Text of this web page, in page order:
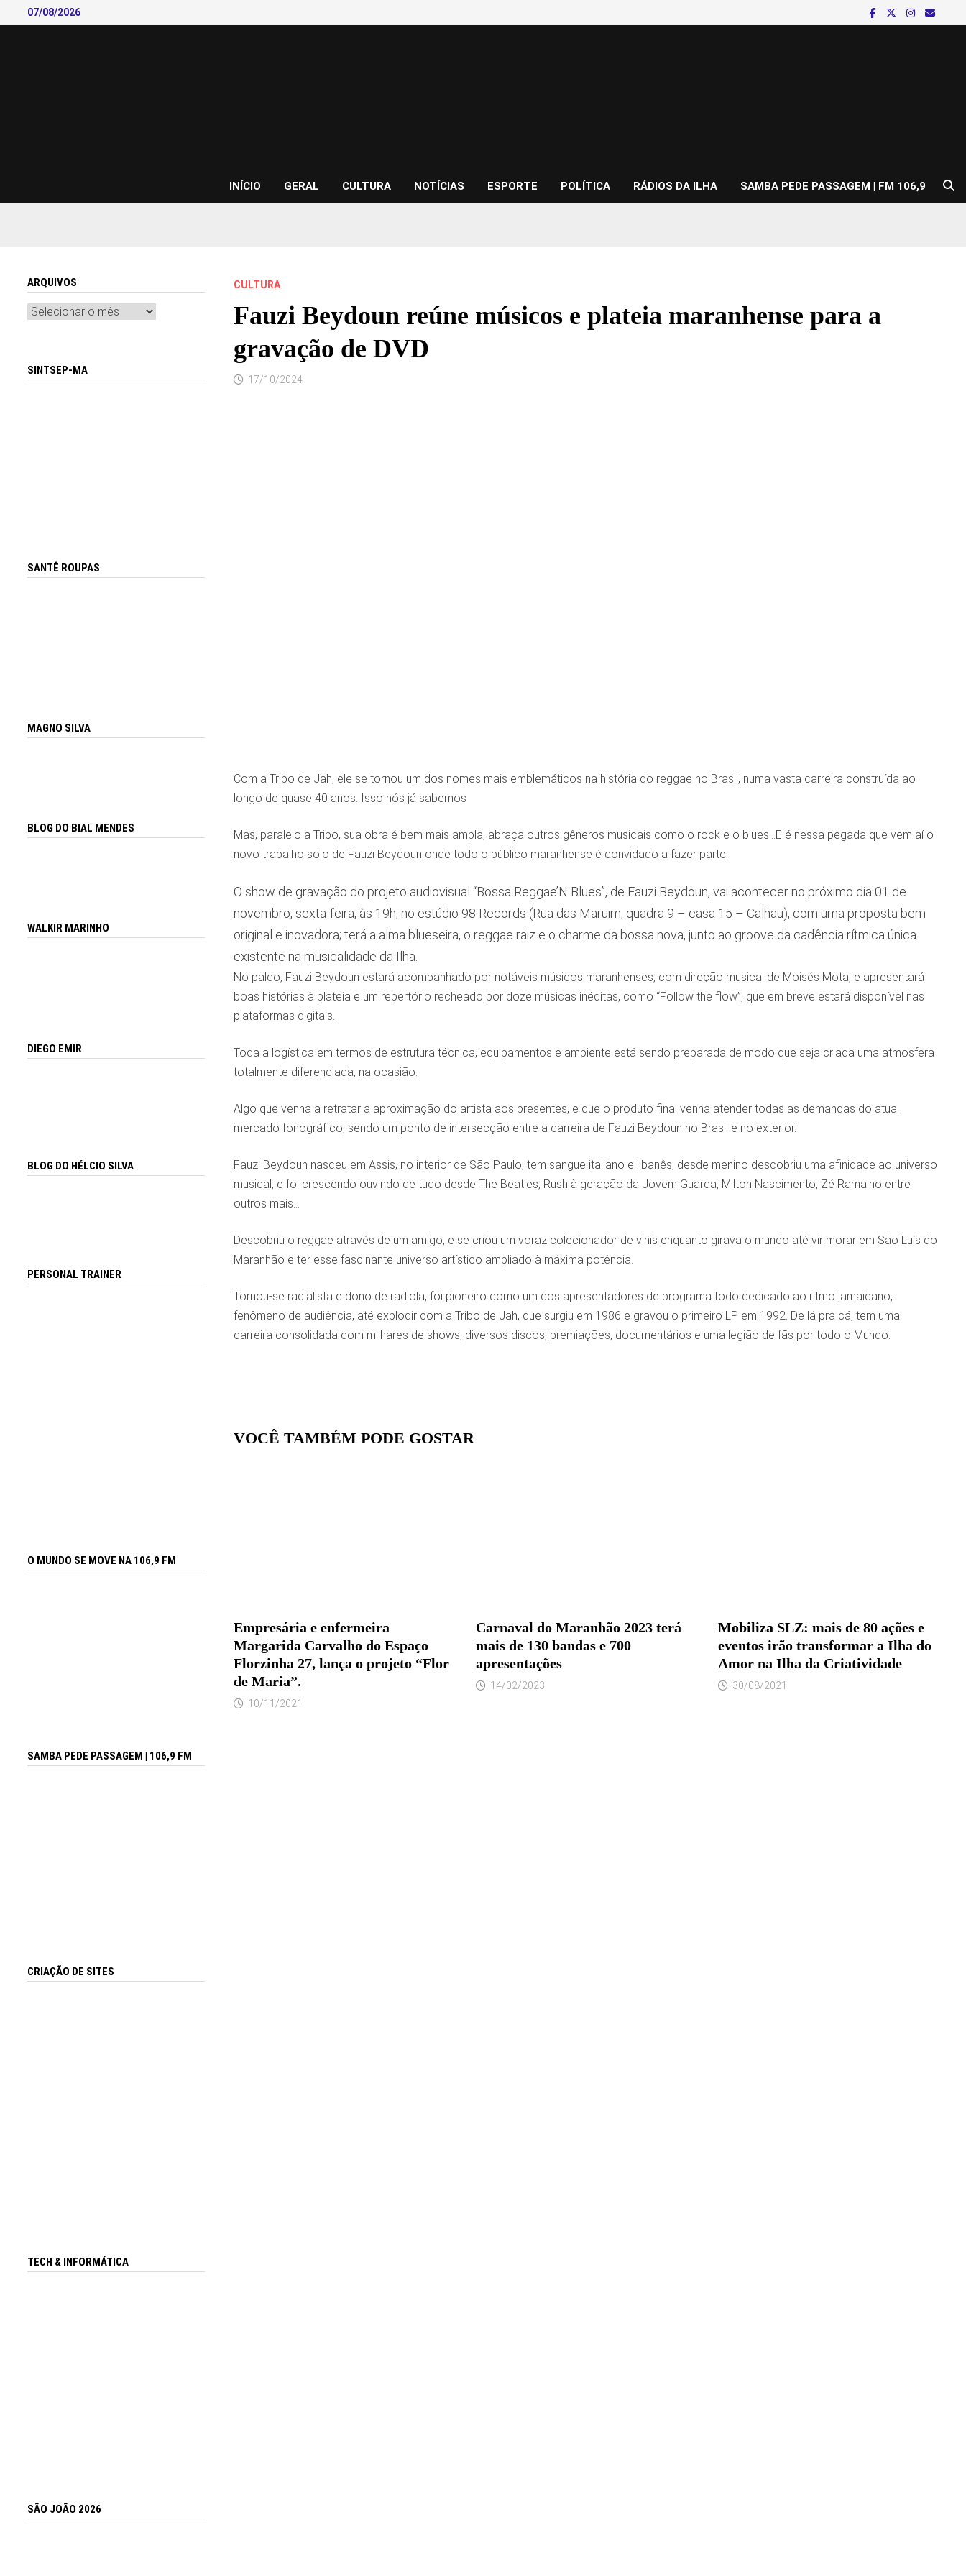
to
07/08/2026
INÍCIO GERAL CULTURA NOTÍCIAS ESPORTE POLÍTICA RÁDIOS DA ILHA SAMBA PEDE PASSAGEM | FM 106,9
CULTURA
Fauzi Beydoun reúne músicos e plateia maranhense para a
gravação de DVD
17/10/2024
Com a Tribo de Jah, ele se tornou um dos nomes mais emblemáticos na história do reggae no Brasil, numa vasta carreira construída ao
longo de quase 40 anos. Isso nós já sabemos
Mas, paralelo a Tribo, sua obra é bem mais ampla, abraça outros gêneros musicais como o rock e o blues…E é nessa pegada que vem aí o
novo trabalho solo de Fauzi Beydoun onde todo o público maranhense é convidado a fazer parte.
O show de gravação do projeto audiovisual “Bossa Reggae’N Blues”, de Fauzi Beydoun, vai acontecer no próximo dia 01 de
novembro, sexta-feira, às 19h, no estúdio 98 Records (Rua das Maruim, quadra 9 – casa 15 – Calhau), com uma proposta bem
original e inovadora; terá a alma blueseira, o reggae raiz e o charme da bossa nova, junto ao groove da cadência rítmica única
existente na musicalidade da Ilha.
No palco, Fauzi Beydoun estará acompanhado por notáveis músicos maranhenses, com direção musical de Moisés Mota, e apresentará
boas histórias à plateia e um repertório recheado por doze músicas inéditas, como “Follow the flow”, que em breve estará disponível nas
plataformas digitais.
Toda a logística em termos de estrutura técnica, equipamentos e ambiente está sendo preparada de modo que seja criada uma atmosfera
totalmente diferenciada, na ocasião.
Algo que venha a retratar a aproximação do artista aos presentes, e que o produto final venha atender todas as demandas do atual
mercado fonográfico, sendo um ponto de intersecção entre a carreira de Fauzi Beydoun no Brasil e no exterior.
Fauzi Beydoun nasceu em Assis, no interior de São Paulo, tem sangue italiano e libanês, desde menino descobriu uma afinidade ao universo
musical, e foi crescendo ouvindo de tudo desde The Beatles, Rush à geração da Jovem Guarda, Milton Nascimento, Zé Ramalho entre
outros mais…
Descobriu o reggae através de um amigo, e se criou um voraz colecionador de vinis enquanto girava o mundo até vir morar em São Luís do
Maranhão e ter esse fascinante universo artístico ampliado à máxima potência.
Tornou-se radialista e dono de radiola, foi pioneiro como um dos apresentadores de programa todo dedicado ao ritmo jamaicano,
fenômeno de audiência, até explodir com a Tribo de Jah, que surgiu em 1986 e gravou o primeiro LP em 1992. De lá pra cá, tem uma
carreira consolidada com milhares de shows, diversos discos, premiações, documentários e uma legião de fãs por todo o Mundo.
VOCÊ TAMBÉM PODE GOSTAR
Empresária e enfermeira
Margarida Carvalho do Espaço
Florzinha 27, lança o projeto “Flor
de Maria”.
10/11/2021
Carnaval do Maranhão 2023 terá
mais de 130 bandas e 700
apresentações
14/02/2023
Mobiliza SLZ: mais de 80 ações e
eventos irão transformar a Ilha do
Amor na Ilha da Criatividade
30/08/2021
ARQUIVOS
Arquivos
SINTSEP-MA
SANTÊ ROUPAS
MAGNO SILVA
BLOG DO BIAL MENDES
WALKIR MARINHO
DIEGO EMIR
BLOG DO HÉLCIO SILVA
PERSONAL TRAINER
O MUNDO SE MOVE NA 106,9 FM
SAMBA PEDE PASSAGEM | 106,9 FM
CRIAÇÃO DE SITES
TECH & INFORMÁTICA
SÃO JOÃO 2026